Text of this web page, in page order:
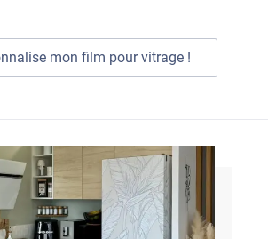
mon film pour vitrage !